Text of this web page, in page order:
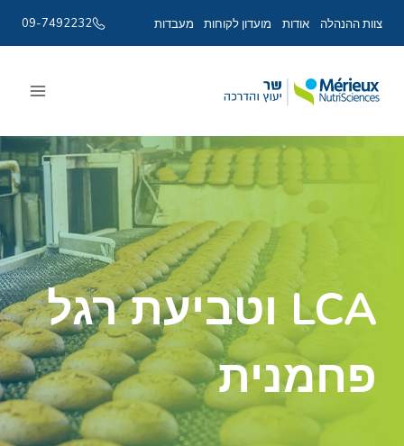
צוות ההנהלה אודות מועדון לקוחות מעבדות 09-7492232
content
LCA וטביעת רגל
פחמנית